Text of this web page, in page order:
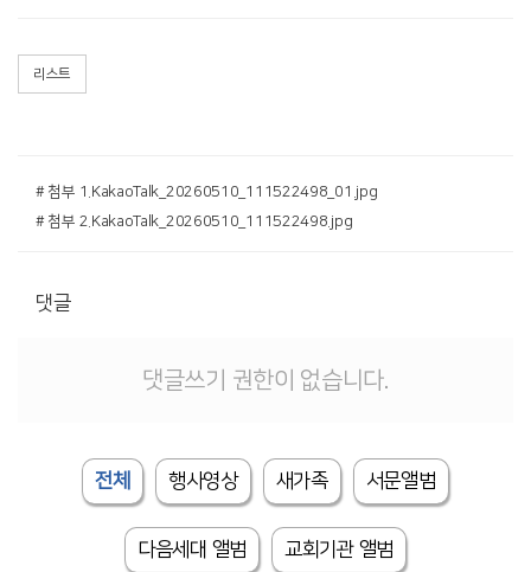
리스트
# 첨부 1.KakaoTalk_20260510_111522498_01.jpg
# 첨부 2.KakaoTalk_20260510_111522498.jpg
댓글
댓글쓰기 권한이 없습니다.
전체 행사영상 새가족 서문앨범
다음세대 앨범 교회기관 앨범